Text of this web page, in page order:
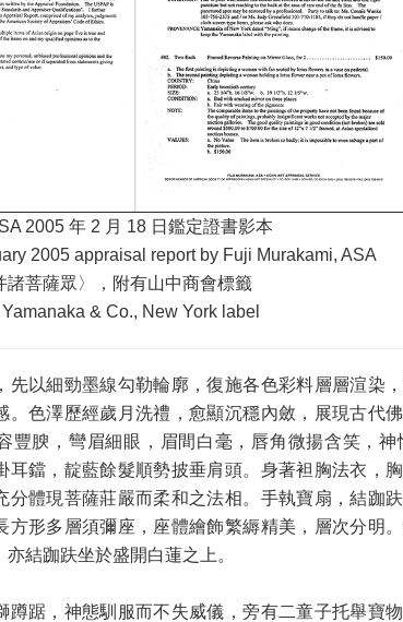
2005 年 2 月 18 日鑑定證書影本
2005 appraisal report by Fuji Murakami, ASA
諸菩薩眾〉，附有山中商會標籤
& Co., New York label
先以細勁墨線勾勒輪廓，復施各色彩料層層渲染
。色澤歷經歲月洗禮，愈顯沉穩內斂，展現古代
豐腴，彎眉細眼，眉間白毫，唇角微揚含笑，
耳鐺，靛藍餘髮順勢披垂肩頭。身著袒胸法衣，
分體現菩薩莊嚴而柔和之法相。手執寶扇，結跏
方形多層須彌座，座體繪飾繁縟精美，層次分明
結跏趺坐於盛開白蓮之上。
蹲踞，神態馴服而不失威儀，旁有二童子托舉寶